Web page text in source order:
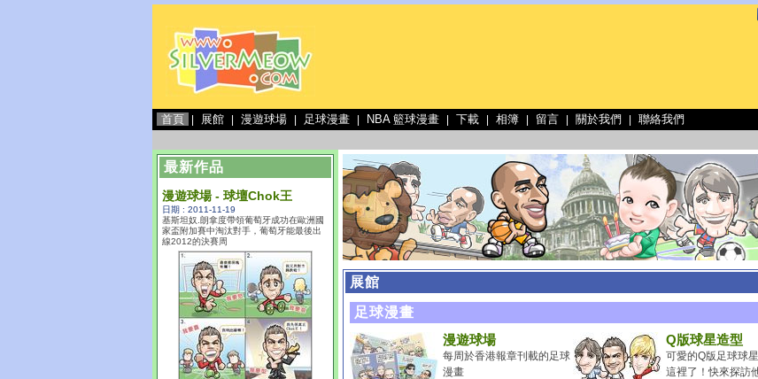
首頁 展館 漫遊球場 足球漫畫 NBA 籃球漫畫 下載 相簿 留言 關於我們 聯絡我們
最新作品
漫遊球場 - 球壇Chok王
日期 : 2011-11-19
基斯坦奴.朗拿度帶領葡萄牙成功在歐洲國
家盃附加賽中淘汰對手，葡萄牙能最後出
線2012的決賽周
展館
足球漫畫
漫遊球場
每周於香港報章刊載的足球
漫畫
Q版球星造型
可愛的Q版足球球
這裡了！快來探訪